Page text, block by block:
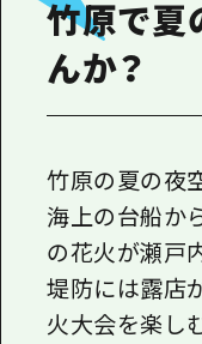
関
竹原で夏
んか？
竹原の夏の夜
海上の台船か
の花火が瀬戸
堤防には露店
火大会を楽し